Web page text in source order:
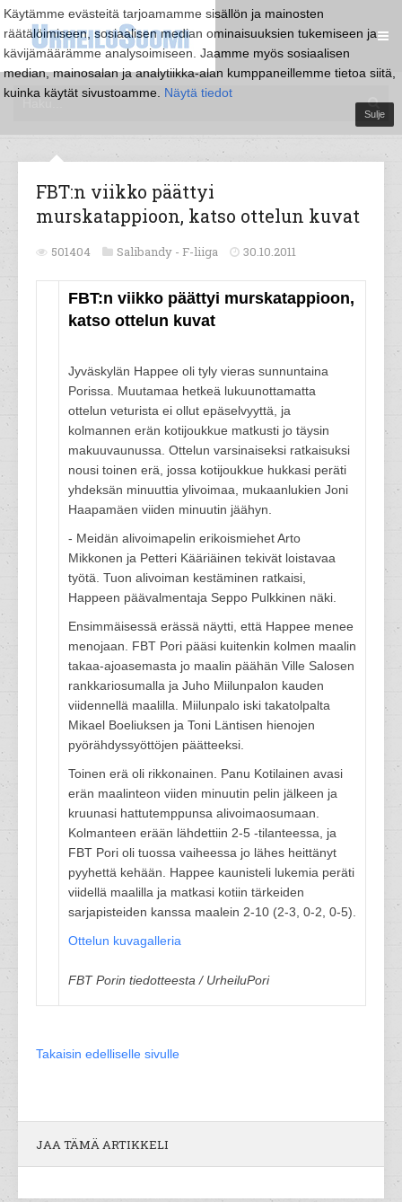
Käytämme evästeitä tarjoamamme sisällön ja mainosten
räätälöimiseen, sosiaalisen median ominaisuuksien tukemiseen ja
kävijämäärämme analysoimiseen. Jaamme myös sosiaalisen
median, mainosalan ja analytiikka-alan kumppaneillemme tietoa siitä,
kuinka käytät sivustoamme. Näytä tiedot
Sulje
FBT:n viikko päättyi
murskatappioon, katso ottelun kuvat
501404 Salibandy - F-liiga 30.10.2011
FBT:n viikko päättyi murskatappioon,
katso ottelun kuvat
Jyväskylän Happee oli tyly vieras sunnuntaina
Porissa. Muutamaa hetkeä lukuunottamatta
ottelun veturista ei ollut epäselvyyttä, ja
kolmannen erän kotijoukkue matkusti jo täysin
makuuvaunussa. Ottelun varsinaiseksi ratkaisuksi
nousi toinen erä, jossa kotijoukkue hukkasi peräti
yhdeksän minuuttia ylivoimaa, mukaanlukien Joni
Haapamäen viiden minuutin jäähyn.
- Meidän alivoimapelin erikoismiehet Arto
Mikkonen ja Petteri Kääriäinen tekivät loistavaa
työtä. Tuon alivoiman kestäminen ratkaisi,
Happeen päävalmentaja Seppo Pulkkinen näki.
Ensimmäisessä erässä näytti, että Happee menee
menojaan. FBT Pori pääsi kuitenkin kolmen maalin
takaa-ajoasemasta jo maalin päähän Ville Salosen
rankkariosumalla ja Juho Miilunpalon kauden
viidennellä maalilla. Miilunpalo iski takatolpalta
Mikael Boeliuksen ja Toni Läntisen hienojen
pyörähdyssyöttöjen päätteeksi.
Toinen erä oli rikkonainen. Panu Kotilainen avasi
erän maalinteon viiden minuutin pelin jälkeen ja
kruunasi hattutemppunsa alivoimaosumaan.
Kolmanteen erään lähdettiin 2-5 -tilanteessa, ja
FBT Pori oli tuossa vaiheessa jo lähes heittänyt
pyyhettä kehään. Happee kaunisteli lukemia peräti
viidellä maalilla ja matkasi kotiin tärkeiden
sarjapisteiden kanssa maalein 2-10 (2-3, 0-2, 0-5).
Ottelun kuvagalleria
FBT Porin tiedotteesta / UrheiluPori
Takaisin edelliselle sivulle
JAA TÄMÄ ARTIKKELI